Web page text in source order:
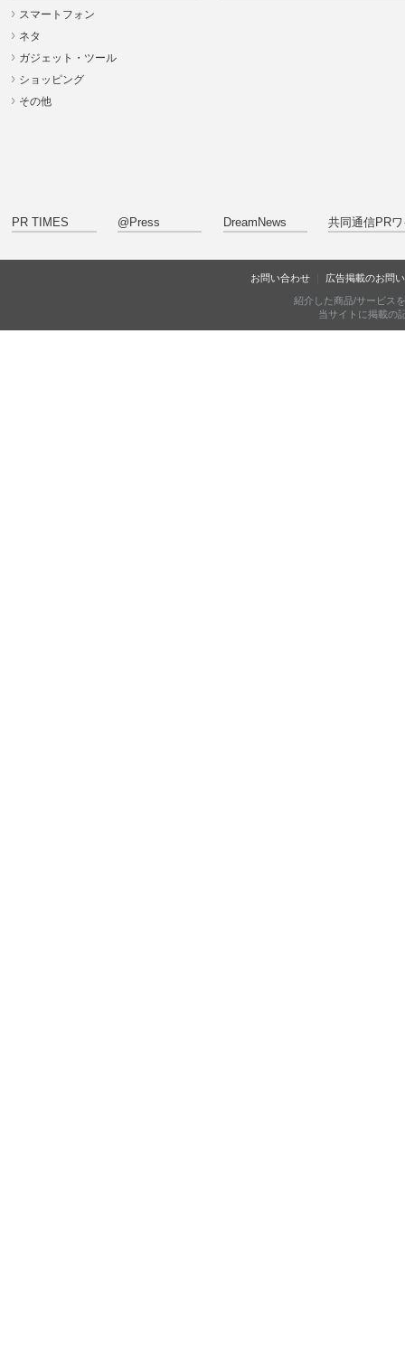
スマートフォン
ネタ
ガジェット・ツール
ショッピング
その他
PR TIMES @Press DreamNews 共同通信PR
お問い合わせ 広告掲載のお問
紹介した商品/サービス
当サイトに掲載の